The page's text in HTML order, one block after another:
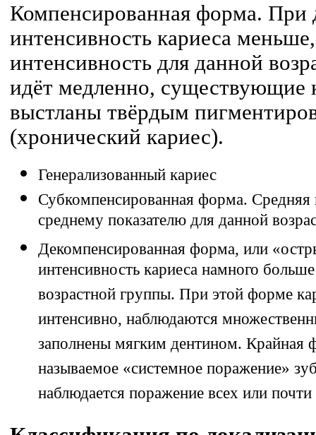
Компенсированная форма. При
интенсивность кариеса
интенсивность для данной
идёт медленно, существующие
выстланы твёрдым
(хронический кариес).
Генерализованный кариес
Субкомпенсированная форма. Средняя
среднему показателю для данной
Декомпенсированная форма, или
интенсивность кариеса намного
возрастной группы. При этой форме
интенсивно, наблюдаются
заполнены мягким дентином. Крайная
называемое «системное поражение»
наблюдается поражение всех или